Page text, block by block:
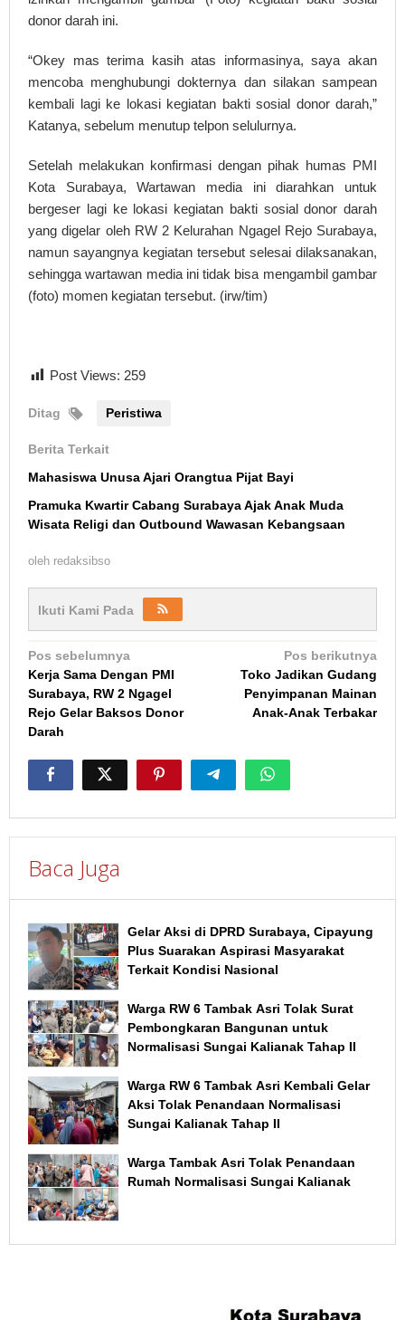
donor darah ini.
“Okey mas terima kasih atas informasinya, saya akan
mencoba menghubungi dokternya dan silakan sampean
kembali lagi ke lokasi kegiatan bakti sosial donor darah,”
Katanya, sebelum menutup telpon selulurnya.
Setelah melakukan konfirmasi dengan pihak humas PMI
Kota Surabaya, Wartawan media ini diarahkan untuk
bergeser lagi ke lokasi kegiatan bakti sosial donor darah
yang digelar oleh RW 2 Kelurahan Ngagel Rejo Surabaya,
namun sayangnya kegiatan tersebut selesai dilaksanakan,
sehingga wartawan media ini tidak bisa mengambil gambar
(foto) momen kegiatan tersebut. (irw/tim)
Post Views: 259
Ditag Peristiwa
Berita Terkait
Mahasiswa Unusa Ajari Orangtua Pijat Bayi
Pramuka Kwartir Cabang Surabaya Ajak Anak Muda
Wisata Religi dan Outbound Wawasan Kebangsaan
oleh redaksibso
Ikuti Kami Pada
Navigasi
pos
Pos sebelumnya
Kerja Sama Dengan PMI
Surabaya, RW 2 Ngagel
Rejo Gelar Baksos Donor
Darah
Pos berikutnya
Toko Jadikan Gudang
Penyimpanan Mainan
Anak-Anak Terbakar
Baca Juga
Gelar Aksi di DPRD Surabaya, Cipayung
Plus Suarakan Aspirasi Masyarakat
Terkait Kondisi Nasional
Warga RW 6 Tambak Asri Tolak Surat
Pembongkaran Bangunan untuk
Normalisasi Sungai Kalianak Tahap II
Warga RW 6 Tambak Asri Kembali Gelar
Aksi Tolak Penandaan Normalisasi
Sungai Kalianak Tahap II
Warga Tambak Asri Tolak Penandaan
Rumah Normalisasi Sungai Kalianak